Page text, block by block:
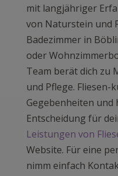
mit langjähriger
von Naturstein und
Badezimmer in
oder
Team berät dich zu
und Pflege.
Gegebenheiten
Entscheidung für
Leistungen von
Website. Für eine
nimm einfach